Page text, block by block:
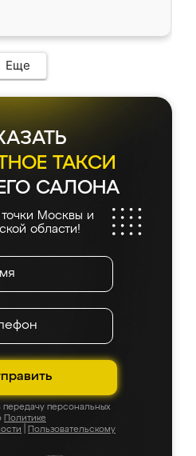
в срок, с
на свое место без
Качеством осталась
так, как и ожидала.
Еще
ТАКСИ
САЛОНА
Москвы и
области!
персональных
Политике
Пользовательскому